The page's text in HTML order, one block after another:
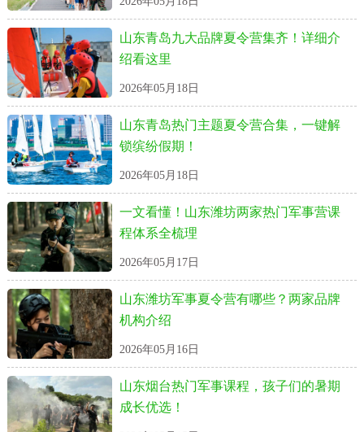
山东青岛九大品牌夏令营集齐！详细介
绍看这里
2026年05月18日
山东青岛热门主题夏令营合集，一键解
锁缤纷假期！
2026年05月18日
一文看懂！山东潍坊两家热门军事营课
程体系全梳理
2026年05月17日
山东潍坊军事夏令营有哪些？两家品牌
机构介绍
2026年05月16日
山东烟台热门军事课程，孩子们的暑期
成长优选！